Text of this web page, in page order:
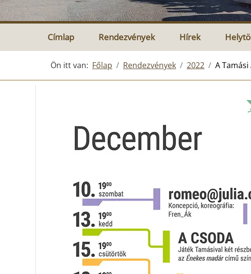
Címlap Rendezvények Hírek
Ön itt van: Főlap Rendezvények 2022 A